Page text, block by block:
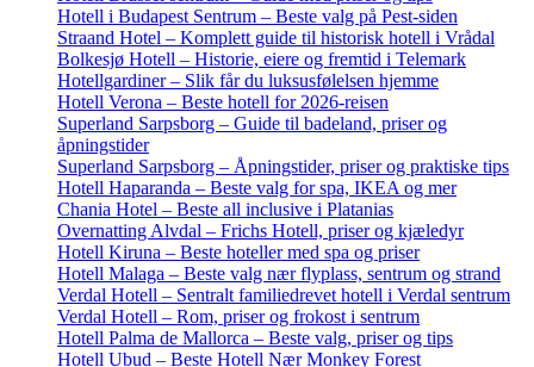
Hotell i Budapest Sentrum – Beste valg på Pest-siden
Straand Hotel – Komplett guide til historisk hotell i Vrådal
Bolkesjø Hotell – Historie, eiere og fremtid i Telemark
Hotellgardiner – Slik får du luksusfølelsen hjemme
Hotell Verona – Beste hotell for 2026-reisen
Superland Sarpsborg – Guide til badeland, priser og
åpningstider
Superland Sarpsborg – Åpningstider, priser og praktiske tips
Hotell Haparanda – Beste valg for spa, IKEA og mer
Chania Hotel – Beste all inclusive i Platanias
Overnatting Alvdal – Frichs Hotell, priser og kjæledyr
Hotell Kiruna – Beste hoteller med spa og priser
Hotell Malaga – Beste valg nær flyplass, sentrum og strand
Verdal Hotell – Sentralt familiedrevet hotell i Verdal sentrum
Verdal Hotell – Rom, priser og frokost i sentrum
Hotell Palma de Mallorca – Beste valg, priser og tips
Hotell Ubud – Beste Hotell Nær Monkey Forest